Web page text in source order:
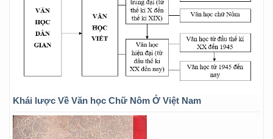
Khái lược Về Văn học Chữ Nôm Ở Việt Nam